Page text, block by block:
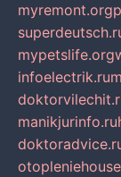
myremont.org
mypetslife.org
infoelectrik.ru
manikjurinfo.ru